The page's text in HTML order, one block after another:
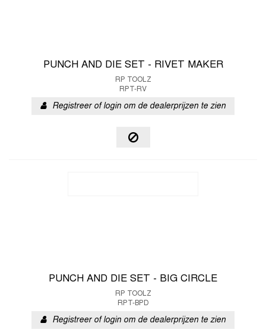
PUNCH AND DIE SET - RIVET MAKER
RP TOOLZ
RPT-RV
Registreer of login om de dealerprijzen te zien
PUNCH AND DIE SET - BIG CIRCLE
RP TOOLZ
RPT-BPD
Registreer of login om de dealerprijzen te zien